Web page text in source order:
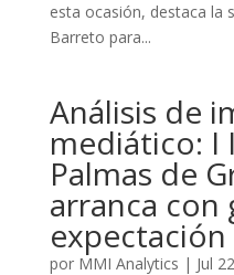
esta ocasión, destaca la
Barreto para...
Análisis de
mediático: I
Palmas de
arranca con
expectación
por MMI Analytics | Jul